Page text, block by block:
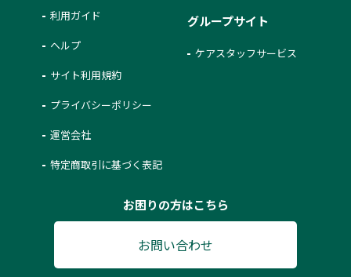
利用ガイド
ヘルプ
サイト利用規約
プライバシーポリシー
運営会社
特定商取引に基づく表記
グループサイト
ケアスタッフサービス
お困りの方はこちら
お問い合わせ